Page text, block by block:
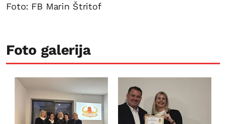
Foto: FB Marin Štritof
Foto galerija